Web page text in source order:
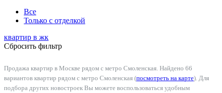
Все
Только с отделкой
квартир в жк
Сбросить фильтр
Продажа квартир в Москве рядом с метро Смоленская. Найдено 66
вариантов квартир рядом с метро Смоленская (посмотреть на карте). Для
подбора других новостроек Вы можете воспользоваться удобным